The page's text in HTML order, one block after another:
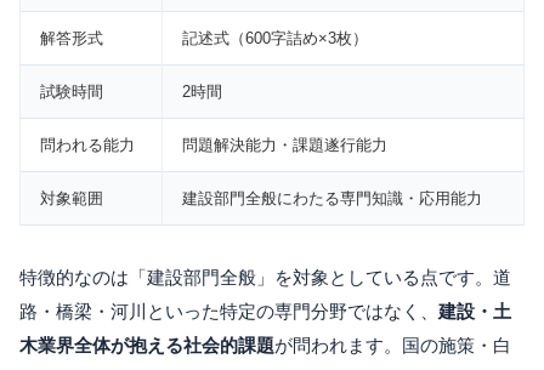
解答形式 記述式（600字詰め×3枚）
試験時間 2時間
問われる能力 問題解決能力・課題遂行能力
対象範囲 建設部門全般にわたる専門知識・応用能力
特徴的なのは「建設部門全般」を対象としている点です。道
路・橋梁・河川といった特定の専門分野ではなく、 建設・土
木業界全体が抱える社会的課題が問われます。国の施策・白